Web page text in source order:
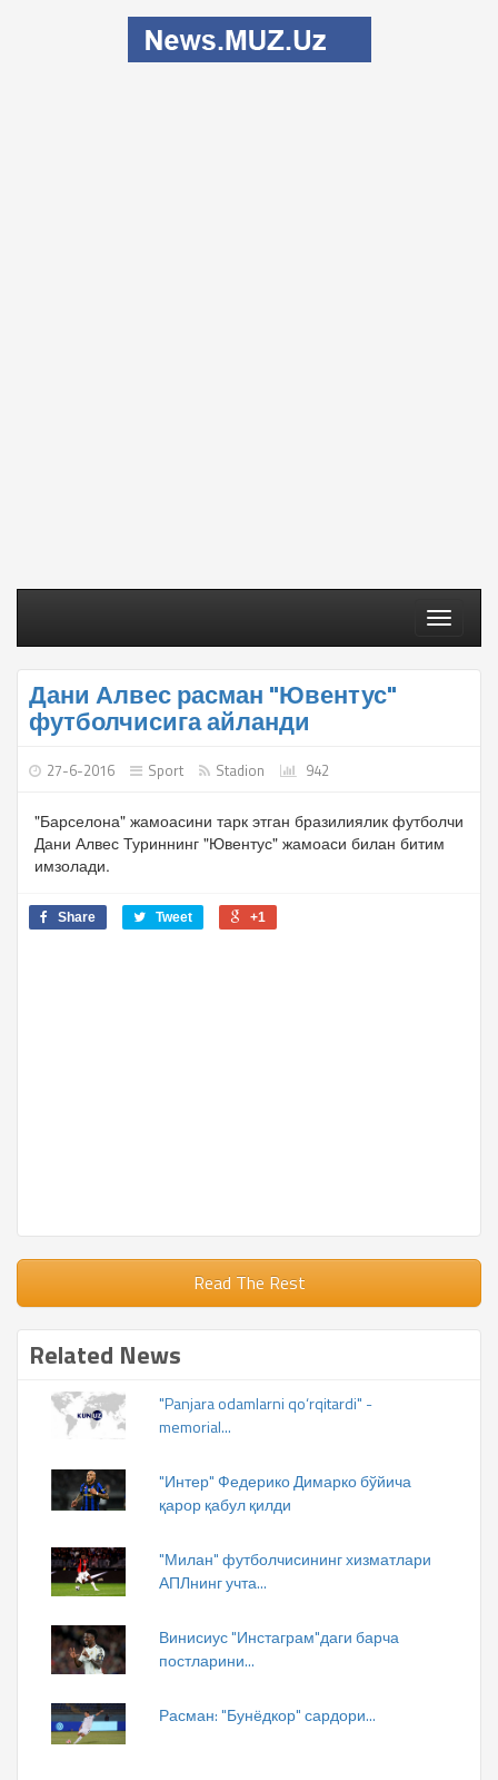
Toggle
Дани Алвес расман "Ювентус"
футболчисига айланди
27-6-2016 Sport Stadion 942
"Барселона" жамоасини тарк этган бразилиялик футболчи
Дани Алвес Туриннинг "Ювентус" жамоаси билан битим
имзолади.
Share Tweet +1
Read The Rest
Related News
"Panjara odamlarni qo‘rqitardi" -
memorial...
"Интер" Федерико Димарко бўйича
қарор қабул қилди
"Милан" футболчисининг хизматлари
АПЛнинг учта...
Винисиус "Инстаграм"даги барча
постларини...
Расман: "Бунёдкор" сардори...